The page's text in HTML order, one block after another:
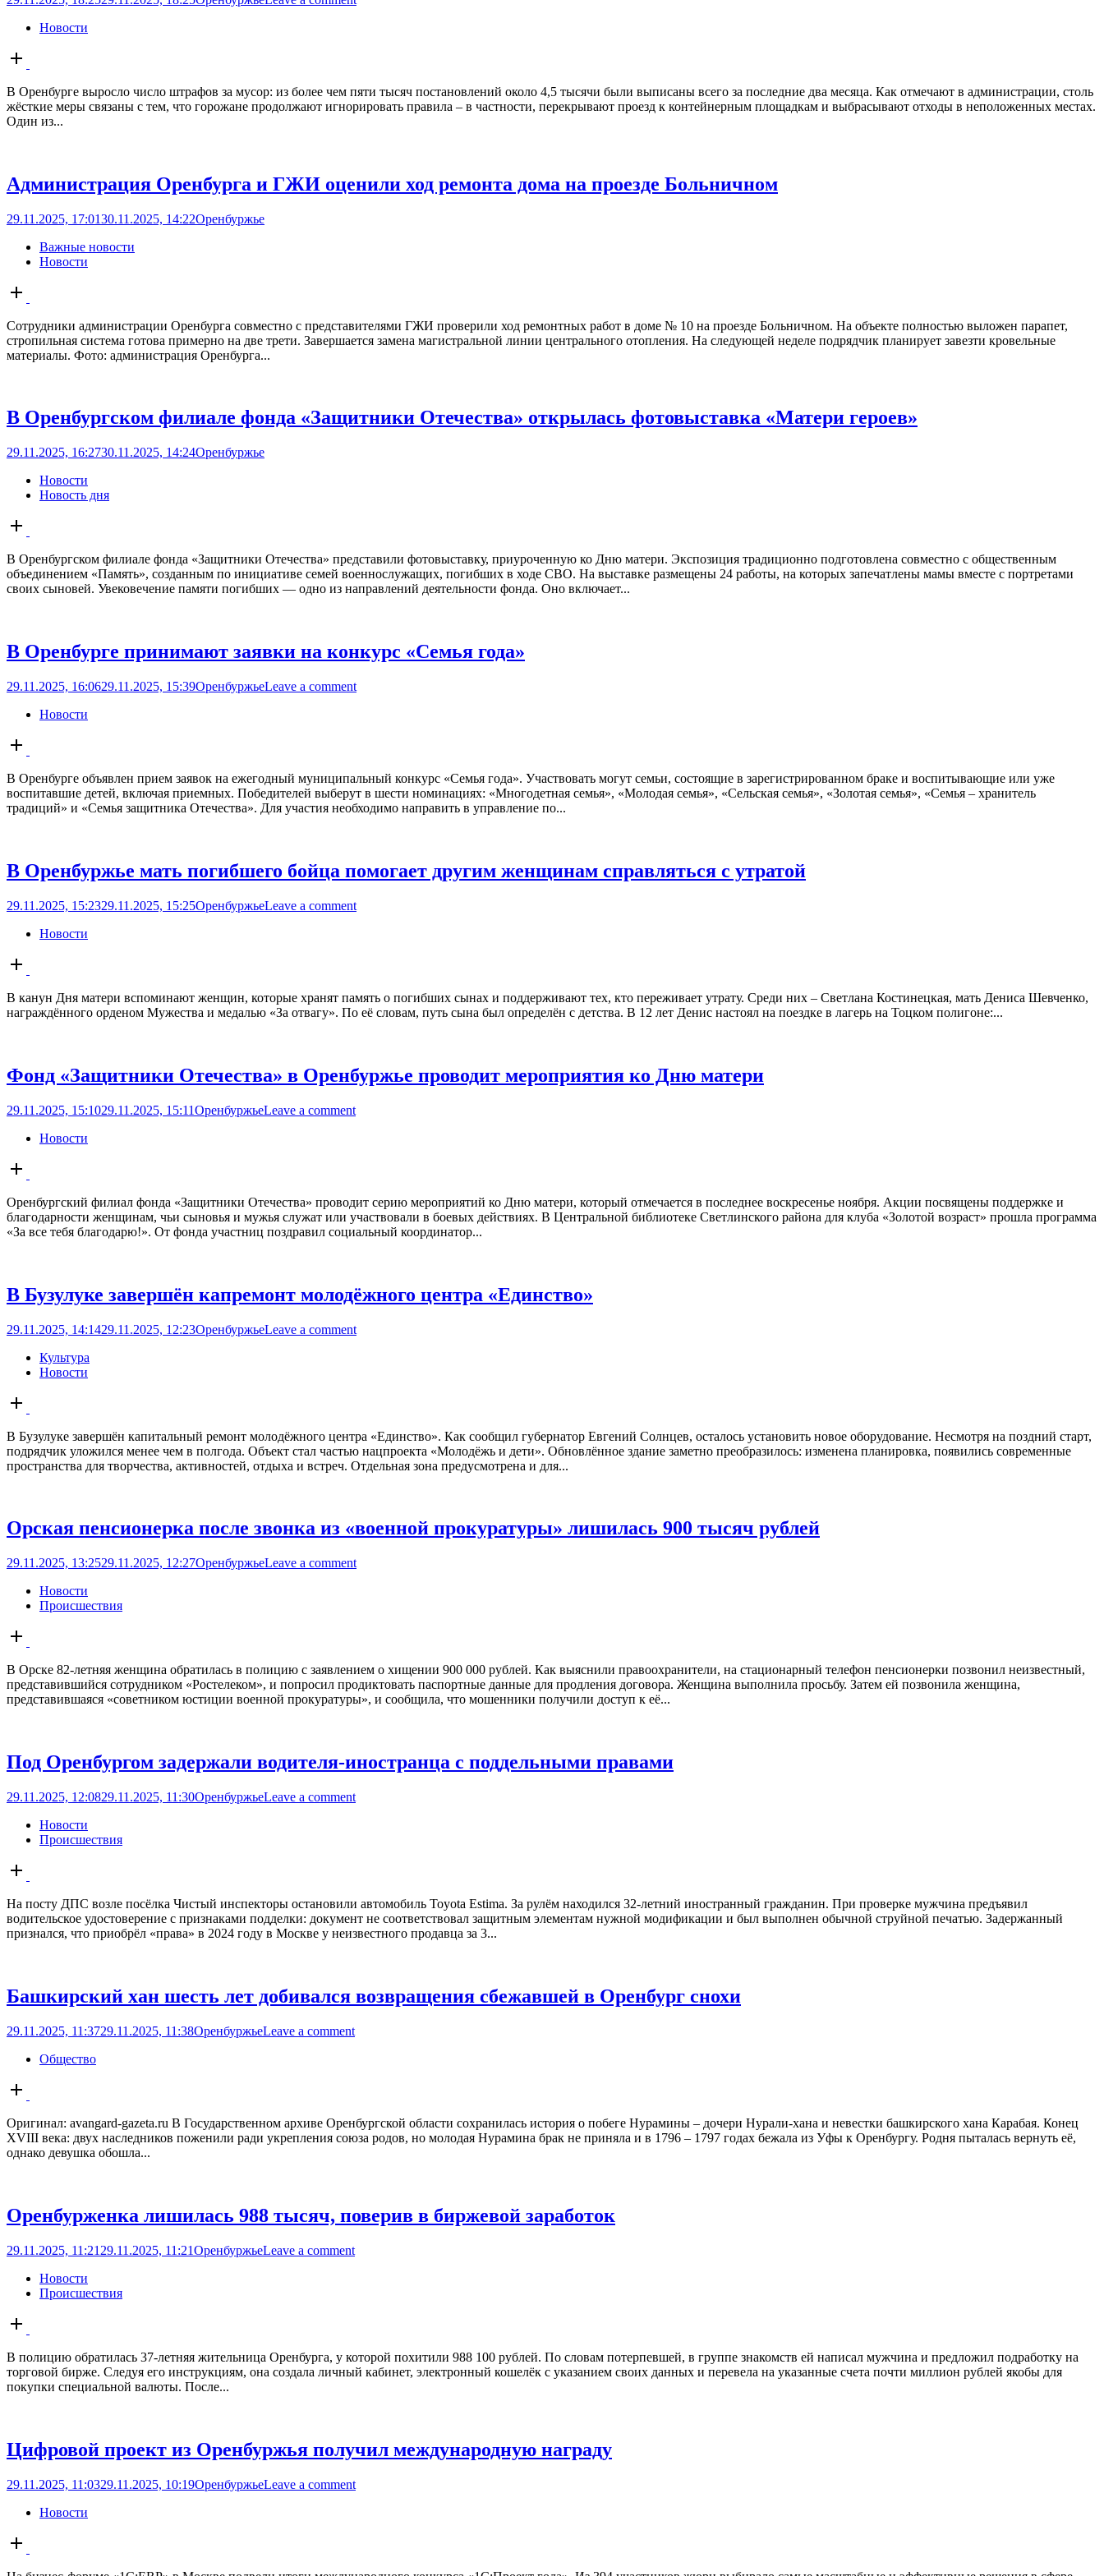
Новости
Open
post
В Оренбурге выросло число штрафов за мусор: из более чем пяти тысяч постановлений около 4,5 тысячи были выписаны всего за последние два месяца. Как отмечают в администрации, столь
жёсткие меры связаны с тем, что горожане продолжают игнорировать правила – в частности, перекрывают проезд к контейнерным площадкам и выбрасывают отходы в неположенных местах.
Один из...
Администрация Оренбурга и ГЖИ оценили ход ремонта дома на проезде Больничном
29.11.2025, 17:0130.11.2025, 14:22Оренбуржье
Важные новости
Новости
Open
post
Сотрудники администрации Оренбурга совместно с представителями ГЖИ проверили ход ремонтных работ в доме № 10 на проезде Больничном. На объекте полностью выложен парапет,
стропильная система готова примерно на две трети. Завершается замена магистральной линии центрального отопления. На следующей неделе подрядчик планирует завезти кровельные
материалы. Фото: администрация Оренбурга...
В Оренбургском филиале фонда «Защитники Отечества» открылась фотовыставка «Матери героев»
29.11.2025, 16:2730.11.2025, 14:24Оренбуржье
Новости
Новость дня
Open
post
В Оренбургском филиале фонда «Защитники Отечества» представили фотовыставку, приуроченную ко Дню матери. Экспозиция традиционно подготовлена совместно с общественным
объединением «Память», созданным по инициативе семей военнослужащих, погибших в ходе СВО. На выставке размещены 24 работы, на которых запечатлены мамы вместе с портретами
своих сыновей. Увековечение памяти погибших — одно из направлений деятельности фонда. Оно включает...
В Оренбурге принимают заявки на конкурс «Семья года»
29.11.2025, 16:0629.11.2025, 15:39ОренбуржьеLeave a comment
Новости
Open
post
В Оренбурге объявлен прием заявок на ежегодный муниципальный конкурс «Семья года». Участвовать могут семьи, состоящие в зарегистрированном браке и воспитывающие или уже
воспитавшие детей, включая приемных. Победителей выберут в шести номинациях: «Многодетная семья», «Молодая семья», «Сельская семья», «Золотая семья», «Семья – хранитель
традиций» и «Семья защитника Отечества». Для участия необходимо направить в управление по...
В Оренбуржье мать погибшего бойца помогает другим женщинам справляться с утратой
29.11.2025, 15:2329.11.2025, 15:25ОренбуржьеLeave a comment
Новости
Open
post
В канун Дня матери вспоминают женщин, которые хранят память о погибших сынах и поддерживают тех, кто переживает утрату. Среди них – Светлана Костинецкая, мать Дениса Шевченко,
награждённого орденом Мужества и медалью «За отвагу». По её словам, путь сына был определён с детства. В 12 лет Денис настоял на поездке в лагерь на Тоцком полигоне:...
Фонд «Защитники Отечества» в Оренбуржье проводит мероприятия ко Дню матери
29.11.2025, 15:1029.11.2025, 15:11ОренбуржьеLeave a comment
Новости
Open
post
Оренбургский филиал фонда «Защитники Отечества» проводит серию мероприятий ко Дню матери, который отмечается в последнее воскресенье ноября. Акции посвящены поддержке и
благодарности женщинам, чьи сыновья и мужья служат или участвовали в боевых действиях. В Центральной библиотеке Светлинского района для клуба «Золотой возраст» прошла программа
«За все тебя благодарю!». От фонда участниц поздравил социальный координатор...
В Бузулуке завершён капремонт молодёжного центра «Единство»
29.11.2025, 14:1429.11.2025, 12:23ОренбуржьеLeave a comment
Культура
Новости
Open
post
В Бузулуке завершён капитальный ремонт молодёжного центра «Единство». Как сообщил губернатор Евгений Солнцев, осталось установить новое оборудование. Несмотря на поздний старт,
подрядчик уложился менее чем в полгода. Объект стал частью нацпроекта «Молодёжь и дети». Обновлённое здание заметно преобразилось: изменена планировка, появились современные
пространства для творчества, активностей, отдыха и встреч. Отдельная зона предусмотрена и для...
Орская пенсионерка после звонка из «военной прокуратуры» лишилась 900 тысяч рублей
29.11.2025, 13:2529.11.2025, 12:27ОренбуржьеLeave a comment
Новости
Происшествия
Open
post
В Орске 82-летняя женщина обратилась в полицию с заявлением о хищении 900 000 рублей. Как выяснили правоохранители, на стационарный телефон пенсионерки позвонил неизвестный,
представившийся сотрудником «Ростелеком», и попросил продиктовать паспортные данные для продления договора. Женщина выполнила просьбу. Затем ей позвонила женщина,
представившаяся «советником юстиции военной прокуратуры», и сообщила, что мошенники получили доступ к её...
Под Оренбургом задержали водителя-иностранца с поддельными правами
29.11.2025, 12:0829.11.2025, 11:30ОренбуржьеLeave a comment
Новости
Происшествия
Open
post
На посту ДПС возле посёлка Чистый инспекторы остановили автомобиль Toyota Estima. За рулём находился 32-летний иностранный гражданин. При проверке мужчина предъявил
водительское удостоверение с признаками подделки: документ не соответствовал защитным элементам нужной модификации и был выполнен обычной струйной печатью. Задержанный
признался, что приобрёл «права» в 2024 году в Москве у неизвестного продавца за 3...
Башкирский хан шесть лет добивался возвращения сбежавшей в Оренбург снохи
29.11.2025, 11:3729.11.2025, 11:38ОренбуржьеLeave a comment
Общество
Open
post
Оригинал: avangard-gazeta.ru В Государственном архиве Оренбургской области сохранилась история о побеге Нурамины – дочери Нурали-хана и невестки башкирского хана Карабая. Конец
XVIII века: двух наследников поженили ради укрепления союза родов, но молодая Нурамина брак не приняла и в 1796 – 1797 годах бежала из Уфы к Оренбургу. Родня пыталась вернуть её,
однако девушка обошла...
Оренбурженка лишилась 988 тысяч, поверив в биржевой заработок
29.11.2025, 11:21 29.11.2025, 11:21ОренбуржьеLeave a comment
Новости
Происшествия
Open
post
В полицию обратилась 37-летняя жительница Оренбурга, у которой похитили 988 100 рублей. По словам потерпевшей, в группе знакомств ей написал мужчина и предложил подработку на
торговой бирже. Следуя его инструкциям, она создала личный кабинет, электронный кошелёк с указанием своих данных и перевела на указанные счета почти миллион рублей якобы для
покупки специальной валюты. После...
Цифровой проект из Оренбуржья получил международную награду
29.11.2025, 11:0329.11.2025, 10:19ОренбуржьеLeave a comment
Новости
Open
post